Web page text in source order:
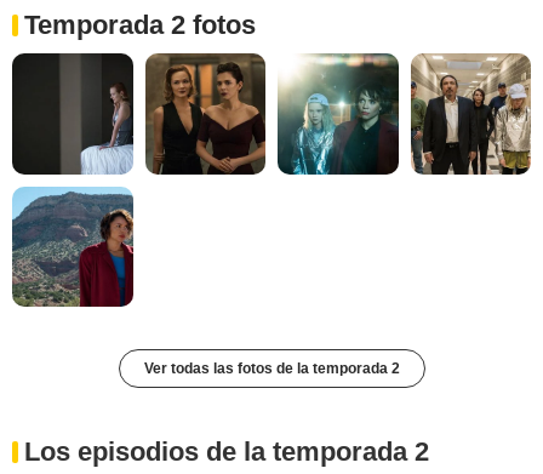
Temporada 2 fotos
Ver todas las fotos de la temporada 2
Los episodios de la temporada 2